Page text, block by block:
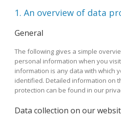
1. An overview of data
General
The following gives a simple
personal information when you
information is any data with which
identified. Detailed information on
protection can be found in our
Data collection on our